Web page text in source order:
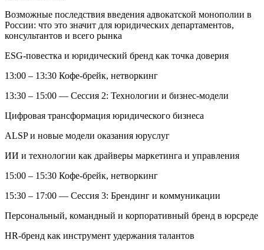
Возможные последствия введения адвокатской монополии в
России: что это значит для юридических департаментов,
консультантов и всего рынка
ESG-повестка и юридический бренд как точка доверия
13:00 – 13:30 Кофе-брейк, нетворкинг
13:30 – 15:00 — Сессия 2: Технологии и бизнес-модели
Цифровая трансформация юридического бизнеса
ALSP и новые модели оказания юруслуг
ИИ и технологии как драйверы маркетинга и управления
15:00 – 15:30 Кофе-брейк, нетворкинг
15:30 – 17:00 — Сессия 3: Брендинг и коммуникации
Персональный, командный и корпоративный бренд в юрсреде
HR-бренд как инструмент удержания талантов